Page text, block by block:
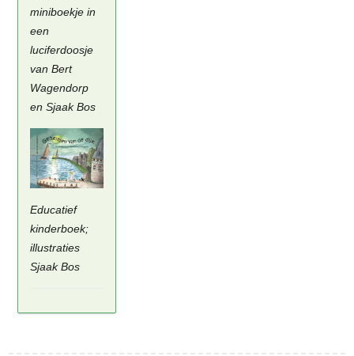
miniboekje in
een
luciferdoosje
van Bert
Wagendorp
en Sjaak Bos
Educatief
kinderboek;
illustraties
Sjaak Bos